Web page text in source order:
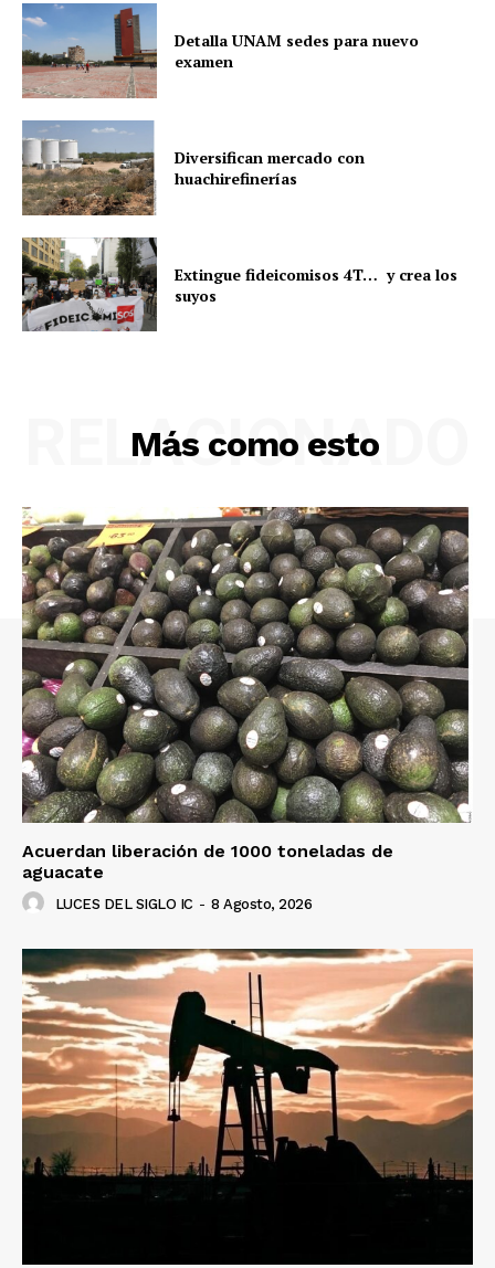
Detalla UNAM sedes para nuevo
examen
Diversifican mercado con
huachirefinerías
Extingue fideicomisos 4T… y crea los
suyos
Más como esto
RELACIONADO
Acuerdan liberación de 1000 toneladas de
aguacate
LUCES DEL SIGLO IC - 8 Agosto, 2026